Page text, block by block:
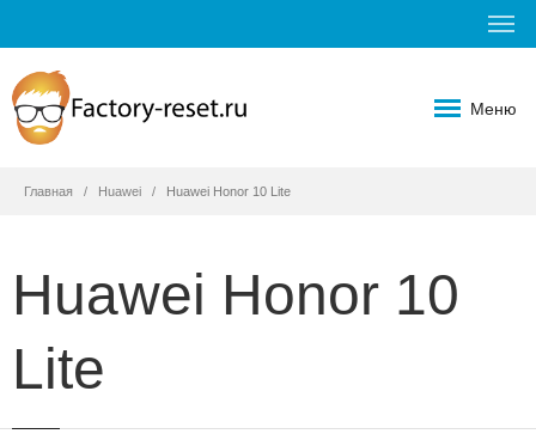
Меню
Главная Huawei Huawei Honor 10 Lite
Huawei Honor 10
Lite